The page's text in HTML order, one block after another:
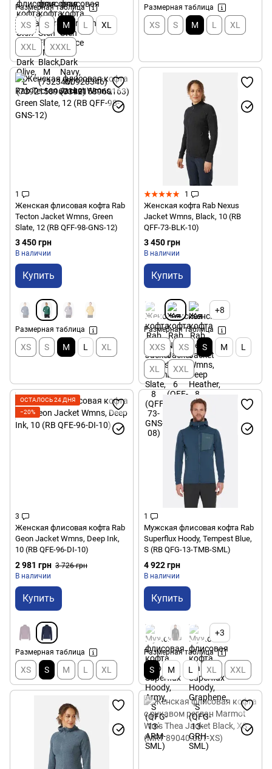
Размерная таблица
XS S M L XL
XXL XXXL
Размерная таблица
XS S M L XL
1
Женская флисовая кофта Rab
Tecton Jacket Wmns, Green
Slate, 12 (RB QFF-98-GNS-12)
3 450 грн
В наличии
Купить
Размерная таблица
XS S M L XL
1
Женская кофта Rab Nexus
Jacket Wmns, Black, 10 (RB
QFF-73-BLK-10)
3 450 грн
В наличии
Купить
+8
Размерная таблица
XXS XS S M L
XL XXL
ОСТАЛОСЬ 24 ДНЯ
−20%
3
Женская флисовая кофта Rab
Geon Jacket Wmns, Deep Ink,
10 (RB QFE-96-DI-10)
2 981 грн 3 726 грн
В наличии
Купить
Размерная таблица
XS S M L XL
1
Мужская флисовая кофта Rab
Superflux Hoody, Tempest Blue,
S (RB QFG-13-TMB-SML)
4 922 грн
В наличии
Купить
+3
Размерная таблица
S M L XL XXL